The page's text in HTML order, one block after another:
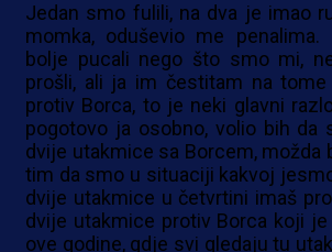
Jedan smo fulili, na dva je imao
momka, oduševio me
bolje pucali nego što smo mi,
prošli, ali ja im čestitam na
protiv Borca, to je neki glavni
pogotovo ja osobno, volio bih da
dvije utakmice sa Borcem, možda
tim da smo u situaciji kakvoj
dvije utakmice u četvrtini imaš
dvije utakmice protiv Borca koji
ove godine, gdje svi gledaju tu